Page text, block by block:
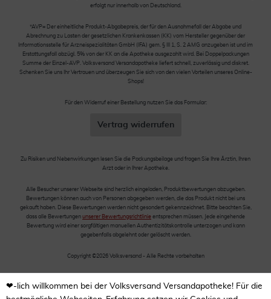
erfolgt nur innerhalb von Deutschland.
*AVP= Der einheitliche Produkt-Abgabepreis, der für den Ausnahmefall der Abgabe und
Abrechnung zu Lasten der gesetzlichen Krankenkassen (KK) vom Hersteller gegenüber der
Informationsstelle für Arzneispezialitäten GmbH (IFA) gem. § III 1, S. 2 AMG anzugeben ist und im
Erstattungsfall abzügl. 5% von der KK an die Apotheke ausgezahlt wird. Bei Doppelpackungen
Summe der Einzel-AVP. Volksversand Versandapotheke liefert schnell, zuverlässig und diskret.
Schenken Sie uns Ihr Vertrauen und überzeugen Sie sich von den vielen Vorteilen unseres Online-
Shops!
Für den Widerruf einer Bestellung nutzen Sie das Formular:
Vertrag widerrufen
Zu Risiken und Nebenwirkungen lesen Sie die Packungsbeilage und fragen Sie Ihre Ärztin, Ihren
Arzt oder in Ihrer Apotheke.
Alle Besucher unserer Webseite sind herzlich eingeladen, Produktbewertungen abzugeben.
Bewertungen können auch von Personen abgegeben werden, die das Produkt nicht bei uns
gekauft haben. Diese Bewertungen werden nicht gesondert gekennzeichnet. Bitte beachten Sie,
dass alle Bewertungen unserer Bewertungsrichtlinie entsprechen müssen. Jede eingehende
Bewertung wird einer sorgfältigen manuellen Authentizitätskontrolle unterzogen und kann
gegebenfalls abgelehnt oder gelöscht werden.
Copyright ©2026 Volksversand - Alle Rechte vorbehalten
❤-lich willkommen bei der Volksversand Versandapotheke! Für die